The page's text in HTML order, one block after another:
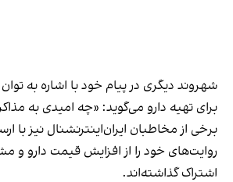
شهروند دیگری در پیام خود با اشاره به
برای تهیه دارو می‌گوید: «چه امیدی به
برخی از مخاطبان ایران‌اینترنشنال نیز با
روایت‌های خود را از افزایش قیمت دارو و
اشتراک گذاشته‌اند.